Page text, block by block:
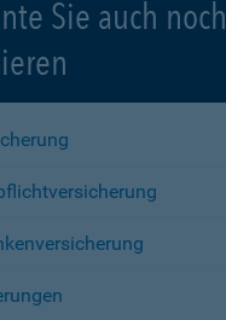
Sie auch noch